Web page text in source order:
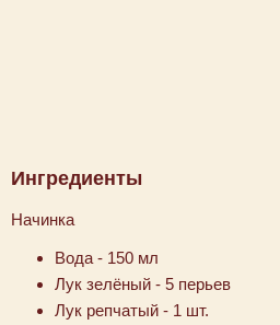
Ингредиенты
Начинка
Вода - 150 мл
Лук зелёный - 5 перьев
Лук репчатый - 1 шт.